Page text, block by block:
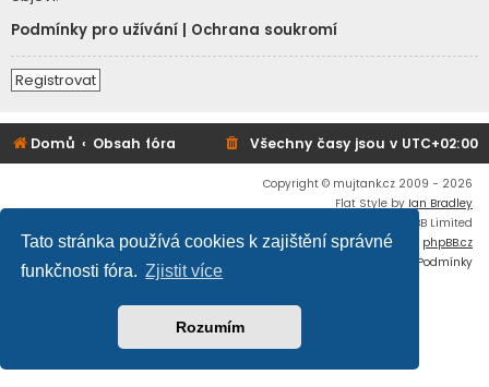
Tato stránka používá cookies k zajištění správné
funkčnosti fóra. Zjistit více
Rozumím
Podmínky pro užívání
Ochrana soukromí
Registrovat
Domů Obsah fóra Všechny časy jsou v UTC+02:00
Copyright © mujtank.cz 2009 - 2026
Flat Style by Ian Bradley
® Forum Software © phpBB Limited
Český překlad – phpBB.cz
Podmínky